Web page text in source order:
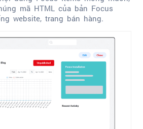
mã HTML của bản Focus
website, trang bán hàng.